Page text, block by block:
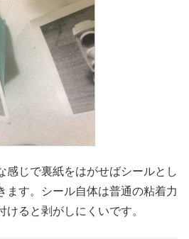
感じで裏紙をはがせばシールとし
ます。シール自体は普通の粘着力
ると剥がしにくいです。